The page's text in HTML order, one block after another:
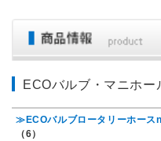
ECOバルブ・マニホ
≫ECOバルブロータリーホース
（6）